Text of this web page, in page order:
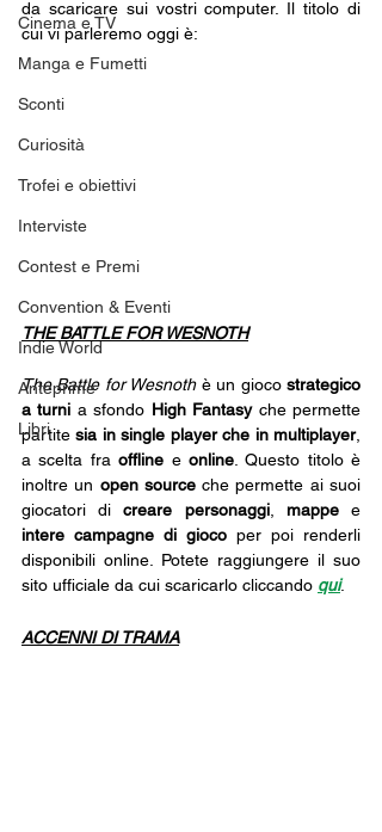
Cinema e TV
Manga e Fumetti
Sconti
Curiosità
Trofei e obiettivi
Interviste
Contest e Premi
Convention & Eventi
Indie World
Anteprime
Libri
da scaricare sui vostri computer. Il titolo di
cui vi parleremo oggi è:
THE BATTLE FOR WESNOTH
The Battle for Wesnoth è un gioco strategico
a turni a sfondo High Fantasy che permette
partite sia in single player che in multiplayer,
a scelta fra offline e online. Questo titolo è
inoltre un open source che permette ai suoi
giocatori di creare personaggi, mappe
intere campagne di gioco per poi renderli
disponibili online. Potete raggiungere il suo
sito ufficiale da cui scaricarlo cliccando qui.
ACCENNI DI TRAMA